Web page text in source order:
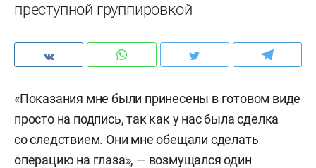
преступной группировкой
«Показания мне были принесены в готовом виде
просто на подпись, так как у нас была сделка
со следствием. Они мне обещали сделать
операцию на глаза», — возмущался один